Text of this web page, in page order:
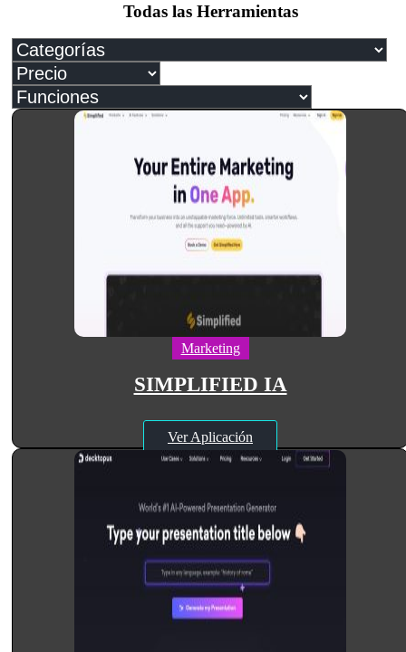
Todas las Herramientas
Marketing
SIMPLIFIED IA
Ver Aplicación